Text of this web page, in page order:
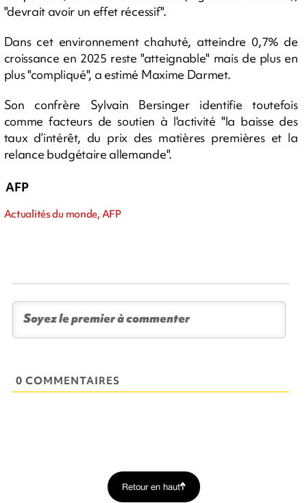
"devrait avoir un effet récessif".
Dans cet environnement chahuté, atteindre 0,7% de
croissance en 2025 reste "atteignable" mais de plus en
plus "compliqué", a estimé Maxime Darmet.
Son confrère Sylvain Bersinger identifie toutefois
comme facteurs de soutien à l'activité "la baisse des
taux d’intérêt, du prix des matières premières et la
relance budgétaire allemande".
AFP
Actualités du monde, AFP
0 COMMENTAIRES
Retour en haut